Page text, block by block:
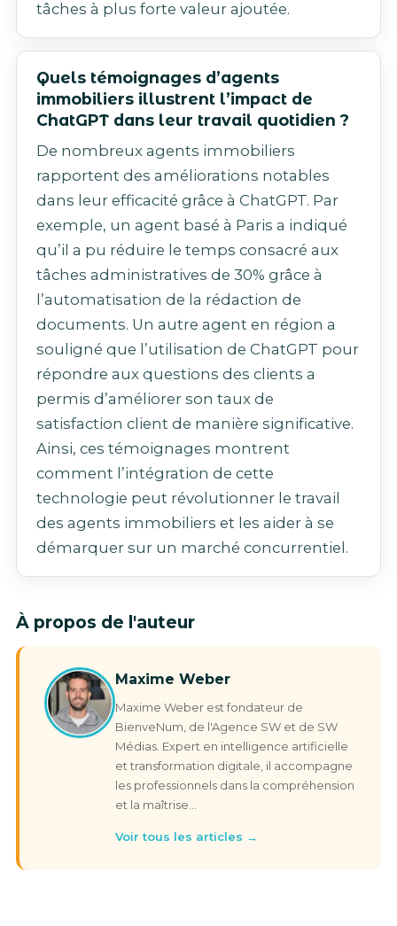
tâches à plus forte valeur ajoutée.
Quels témoignages d’agents
immobiliers illustrent l’impact de
ChatGPT dans leur travail quotidien ?
De nombreux agents immobiliers
rapportent des améliorations notables
dans leur efficacité grâce à ChatGPT. Par
exemple, un agent basé à Paris a indiqué
qu’il a pu réduire le temps consacré aux
tâches administratives de 30% grâce à
l’automatisation de la rédaction de
documents. Un autre agent en région a
souligné que l’utilisation de ChatGPT pour
répondre aux questions des clients a
permis d’améliorer son taux de
satisfaction client de manière significative.
Ainsi, ces témoignages montrent
comment l’intégration de cette
technologie peut révolutionner le travail
des agents immobiliers et les aider à se
démarquer sur un marché concurrentiel.
À propos de l'auteur
Maxime Weber
Maxime Weber est fondateur de
BienveNum, de l'Agence SW et de SW
Médias. Expert en intelligence artificielle
et transformation digitale, il accompagne
les professionnels dans la compréhension
et la maîtrise…
Voir tous les articles →